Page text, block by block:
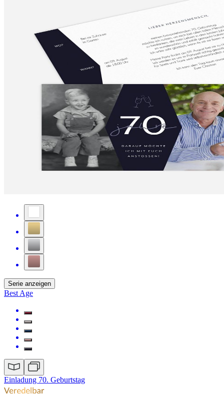
Serie anzeigen
Best Age
Einladung 70. Geburtstag